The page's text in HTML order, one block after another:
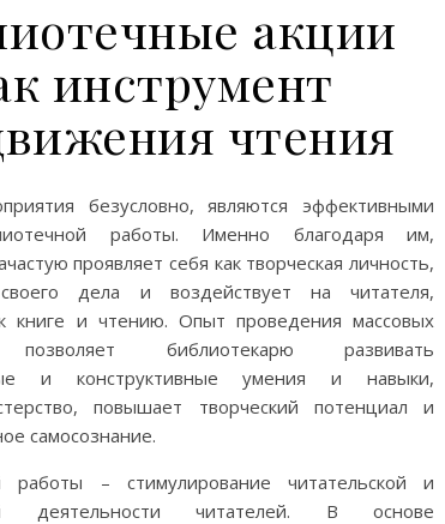
акции
инструмент
чтения
безусловно, являются эффективными
работы. Именно благодаря им,
проявляет себя как творческая личность,
дела и воздействует на читателя,
книге и чтению. Опыт проведения массовых
позволяет библиотекарю развивать
и конструктивные умения и навыки,
повышает творческий потенциал и
самосознание.
работы – стимулирование читательской и
деятельности читателей. В основе